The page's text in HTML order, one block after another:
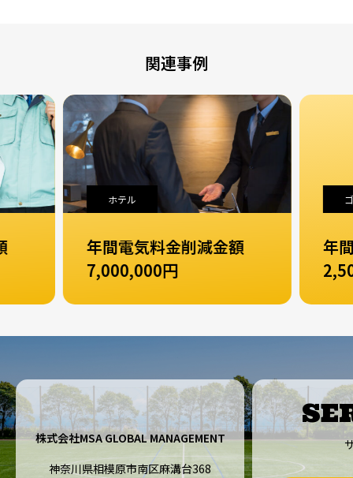
関連事例
ホテル
年間電気料金削減金額
7,000,000円
年
株式会社MSA GLOBAL MANAGEMENT
神奈川県相模原市南区麻溝台368